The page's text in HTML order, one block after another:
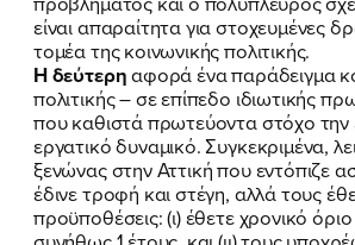
είναι απαραίτητα για στοχευμένες
τομέα της κοινωνικής πολιτικής.
Η δεύτερηαφορά ένα παράδειγμα
πολιτικής – σε επίπεδο ιδιωτικής
που καθιστά πρωτεύοντα στόχο την
εργατικό δυναμικό. Συγκεκριμένα,
ξενώνας στην Αττική που εντόπιζε
έδινε τροφή και στέγη, αλλά τους
προϋποθέσεις: (ι) έθετε χρονικό